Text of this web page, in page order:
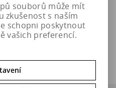
souborů může mít
zkušenost s naším
schopni poskytnout
vašich preferencí.